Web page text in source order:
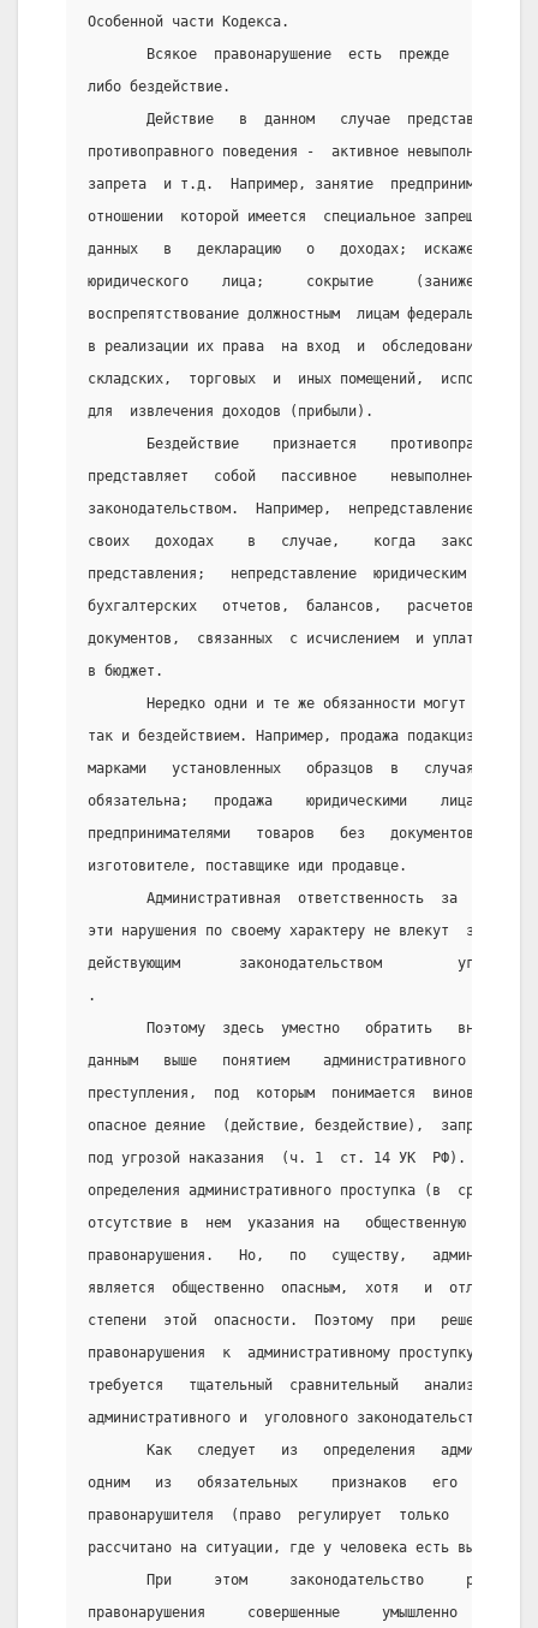
Особенной части Кодекса.
Всякое  правонарушение  есть  прежде   всего
либо
Действие   в  данном   случае  представляет
противоправного поведения -  активное невыполнение
запрета  и т.д.  Например, занятие
отношении  которой имеется  специальное запрещение;
данных   в   декларацию   о   доходах;  искажение
юридического    лица;     сокрытие     (занижение)
воспрепятствование должностным  лицам федеральных
в реализации их права  на вход  и  обследование
складских,  торговых  и  иных помещений,
для  извлечения доходов (прибыли).
Бездействие    признается    противоправным
представляет   собой   пассивное    невыполнение
законодательством.  Например,  непредставление
своих   доходах    в   случае,    когда
представления;   непредставление  юридическим
бухгалтерских   отчетов,  балансов,   расчетов,
документов,  связанных  с исчислением  и уплатой
в бюджет.
Нередко одни и те же обязанности могут быть
так и бездействием. Например, продажа подакцизных
марками   установленных   образцов  в   случаях,
обязательна;   продажа    юридическими    лицами
предпринимателями   товаров   без   документов,
изготовителе, поставщике иди продавце.
Административная  ответственность  за
эти нарушения по своему характеру не влекут  за
действующим       законодательством
.
Поэтому  здесь  уместно   обратить   внимание
данным   выше   понятием    административного
преступления,  под  которым  понимается  виновно
опасное деяние  (действие, бездействие),
под угрозой наказания  (ч. 1  ст. 14 УК  РФ). Главная
определения административного проступка (в
отсутствие в  нем  указания на   общественную
правонарушения.   Но,   по   существу,
является  общественно  опасным,  хотя   и
степени  этой  опасности.  Поэтому  при   решении
правонарушения  к  административному проступку
требуется   тщательный  сравнительный   анализ
административного и  уголовного законодательств.
Как   следует   из   определения
одним   из   обязательных    признаков   его
правонарушителя  (право  регулирует  только
рассчитано на ситуации, где у человека есть
При     этом     законодательство
правонарушения     совершенные     умышленно